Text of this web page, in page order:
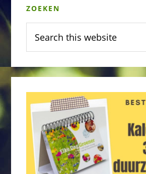
Sidebar
ZOEKEN
this
website